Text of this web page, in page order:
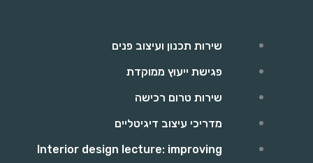
שירות תכנון ועיצוב פנים
פגישת ייעוץ ממוקדת
שירות טרום רכישה
מדריכי עיצוב דיגיטליים
Interior design lecture: improving